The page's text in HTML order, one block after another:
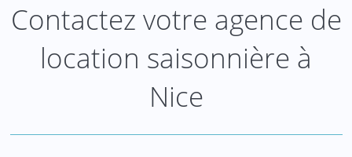
Contactez votre agence de
location saisonnière à
Nice